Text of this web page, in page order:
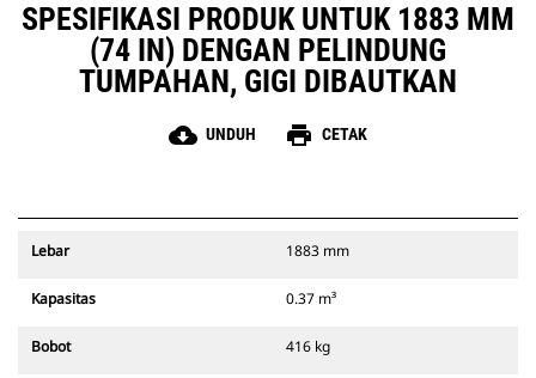
SPESIFIKASI PRODUK UNTUK 1883 MM
(74 IN) DENGAN PELINDUNG
TUMPAHAN, GIGI DIBAUTKAN
cloud_download UNDUH print CETAK
Lebar 1883 mm
Kapasitas 0.37 m³
Bobot 416 kg